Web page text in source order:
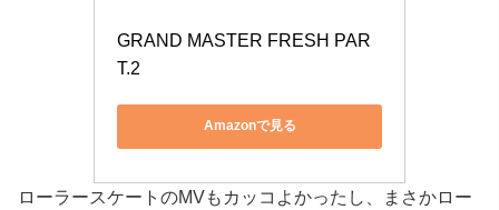
GRAND MASTER FRESH PAR
T.2
Amazonで見る
ローラースケートのMVもカッコよかったし、まさかロー